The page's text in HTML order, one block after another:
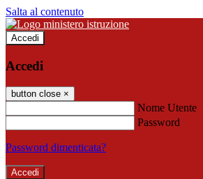
Salta al contenuto
Accedi
Accedi
button close ×
Nome Utente
Password
Password dimenticata?